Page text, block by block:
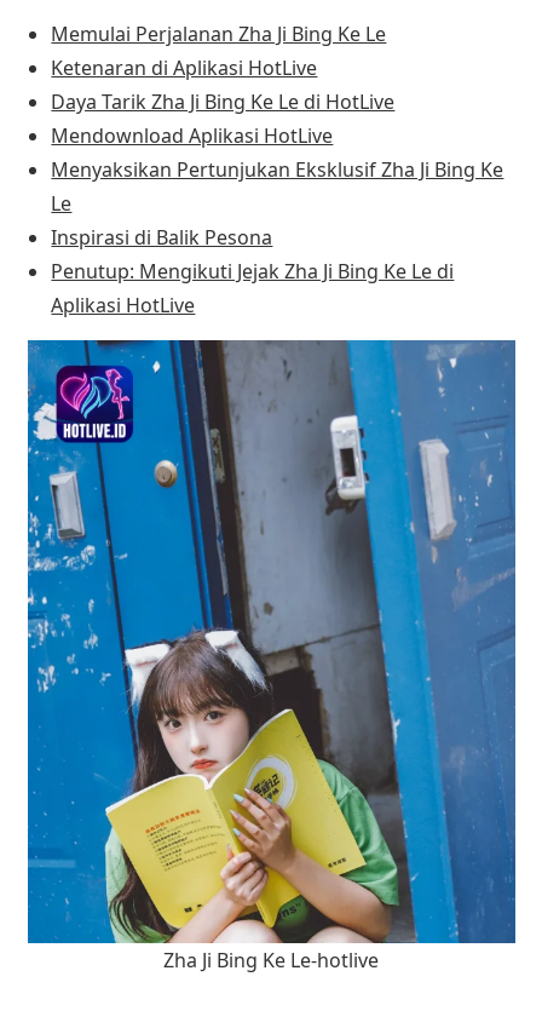
Memulai Perjalanan Zha Ji Bing Ke Le
Ketenaran di Aplikasi HotLive
Daya Tarik Zha Ji Bing Ke Le di HotLive
Mendownload Aplikasi HotLive
Menyaksikan Pertunjukan Eksklusif Zha Ji Bing Ke
Le
Inspirasi di Balik Pesona
Penutup: Mengikuti Jejak Zha Ji Bing Ke Le di
Aplikasi HotLive
Zha Ji Bing Ke Le-hotlive